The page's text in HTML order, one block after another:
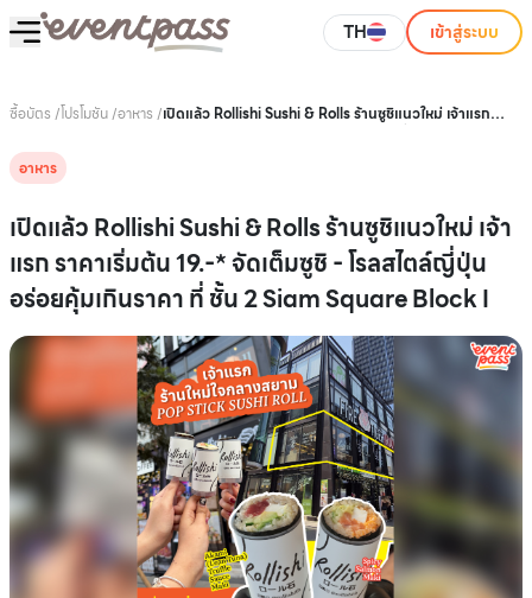
TH เข้าสู่ระบบ
ซื้อบัตร /โปรโมชัน/อาหาร /เปิดแล้ว Rollishi Sushi & Rolls ร้านซูชิแนวใหม่ เจ้าแรก
อาหาร
เปิดแล้ว Rollishi Sushi & Rolls ร้านซูชิแนวใหม่ เจ้า
แรก ราคาเริ่มต้น 19.-* จัดเต็มซูชิ - โรลสไตล์ญี่ปุ่น
อร่อยคุ้มเกินราคา ที่ ชั้น 2 Siam Square Block I